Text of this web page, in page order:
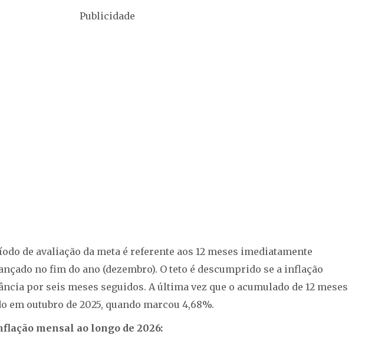
Publicidade
de avaliação da meta é referente aos 12 meses imediatamente
no fim do ano (dezembro). O teto é descumprido se a inflação
por seis meses seguidos. A última vez que o acumulado de 12 meses
outubro de 2025, quando marcou 4,68%.
mensal ao longo de 2026: